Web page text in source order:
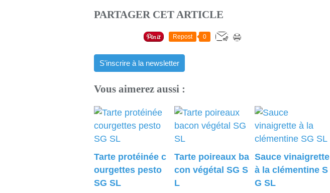
PARTAGER CET ARTICLE
Repost 0
S'inscrire à la newsletter
Vous aimerez aussi :
Tarte protéinée c
ourgettes pesto
SG SL
Tarte poireaux ba
con végétal SG S
L
Sauce vinaigrette
à la clémentine S
G SL